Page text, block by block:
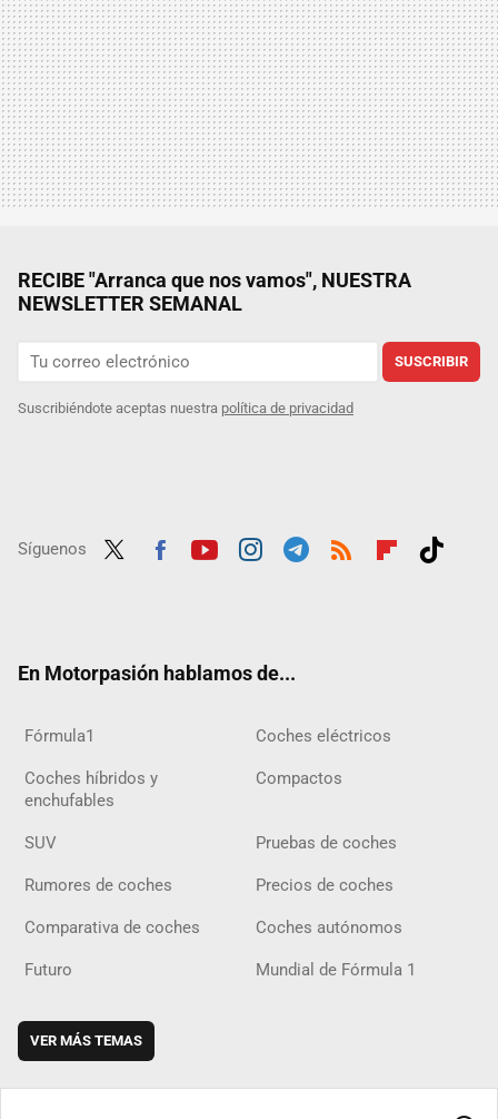
RECIBE "Arranca que nos vamos", NUESTRA
NEWSLETTER SEMANAL
SUSCRIBIR
Suscribiéndote aceptas nuestra política de privacidad
Síguenos
En Motorpasión hablamos de...
Fórmula1 Coches eléctricos
Coches híbridos y
enchufables
Compactos
SUV Pruebas de coches
Rumores de coches Precios de coches
Comparativa de coches Coches autónomos
Futuro Mundial de Fórmula 1
VER MÁS TEMAS